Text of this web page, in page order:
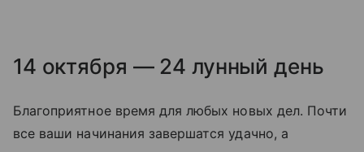
14 октября — 24 лунный день
Благоприятное время для любых новых дел. Почти
все ваши начинания завершатся удачно, а